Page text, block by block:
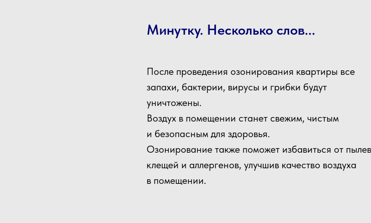
Минутку. Несколько слов...
После проведения озонирования квартиры все
запахи, бактерии, вирусы и грибки будут
уничтожены.
Воздух в помещении станет свежим, чистым
и безопасным для здоровья.
Озонирование также поможет избавиться от
клещей и аллергенов, улучшив качество воздуха
в помещении.